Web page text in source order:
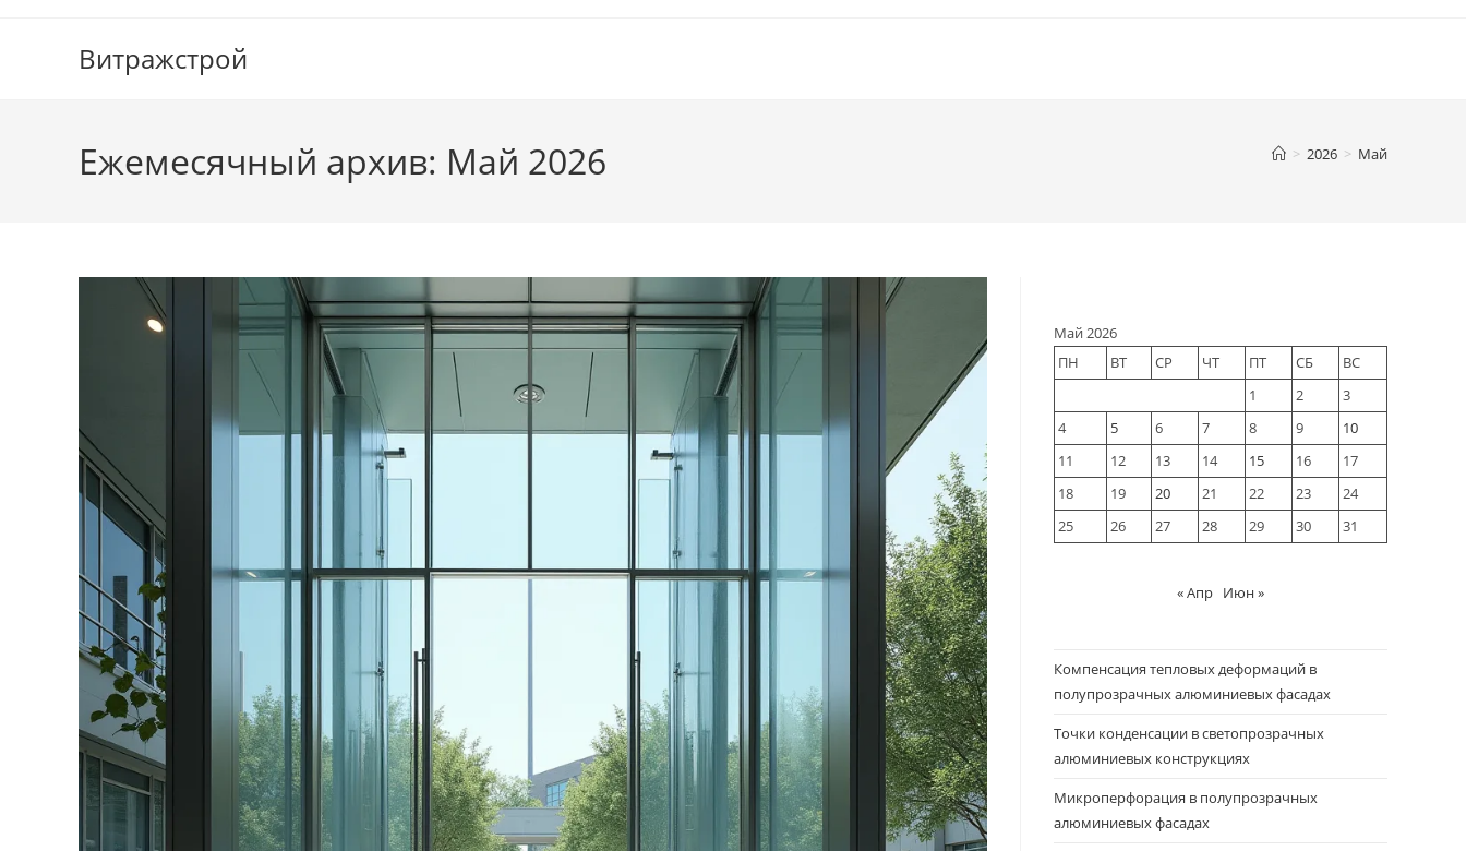
содержимомуВитражстрой
Ежемесячный архив: Май 2026 > 2026 > Май
Май 2026
ПН
ВТ СР ЧТ ПТ СБ
ВС
1
2
3
4
5 6 7 8 9
10
11
12 13 14 15 16
17
18
19 20 21 22 23
24
25
26 27 28 29 30 31
« Апр Июн »
Компенсация тепловых деформаций в
полупрозрачных алюминиевых фасадах
Точки конденсации в светопрозрачных
алюминиевых конструкциях
Микроперфорация в полупрозрачных
алюминиевых фасадах